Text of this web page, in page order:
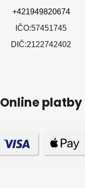
+421949820674
IČO:57451745
DIČ:2122742402
Online platby